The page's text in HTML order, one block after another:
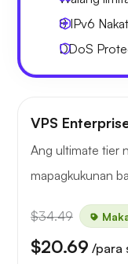
8 IPv6
DDoS
VPS
Ang ultimate tier
mapagkukunan
$34.49
$20.69 /para